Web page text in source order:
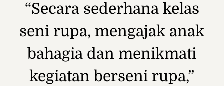
“Secara sederhana kelas
seni rupa, mengajak anak
bahagia dan menikmati
kegiatan berseni rupa,”